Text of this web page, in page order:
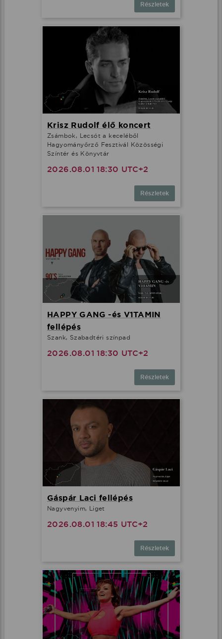
Részletek
Krisz Rudolf élő koncert
Zsámbok, Lecsót a keceléből
Hagyományőrző Fesztivál Közösségi
Színtér és Könyvtár
2026.08.01 18:30 UTC+2
Részletek
HAPPY GANG -és V1TAMIN
fellépés
Szank, Szabadtéri színpad
2026.08.01 18:30 UTC+2
Részletek
Gáspár Laci fellépés
Nagyvenyim, Liget
2026.08.01 18:45 UTC+2
Részletek